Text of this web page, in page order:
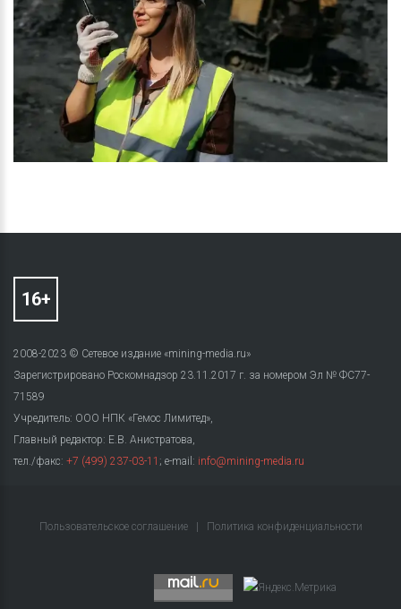
2008-2023 © Сетевое издание «mining-media.ru»
Зарегистрировано Роскомнадзор 23.11.2017 г. за номером Эл № ФС77-
71589
Учредитель: ООО НПК «Гемос Лимитед»,
Главный редактор: Е.В. Анистратова,
тел./факс: +7 (499) 237-03-11 ; e-mail: info@mining-media.ru
Пользовательское соглашение Политика конфиденциальности